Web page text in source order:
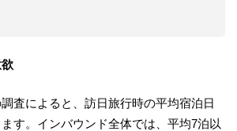
査によると、訪日旅行時の平均宿泊日
す。インバウンド全体では、平均7泊以